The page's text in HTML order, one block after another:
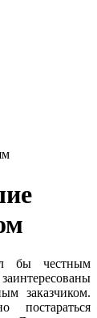
бы честным
заказчиком.
постараться